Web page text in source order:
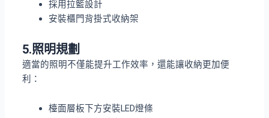
採用拉籃設計
安裝櫃門背掛式收納架
5.照明規劃
適當的照明不僅能提升工作效率，還能讓收納更加便
利：
檯面層板下方安裝LED燈條